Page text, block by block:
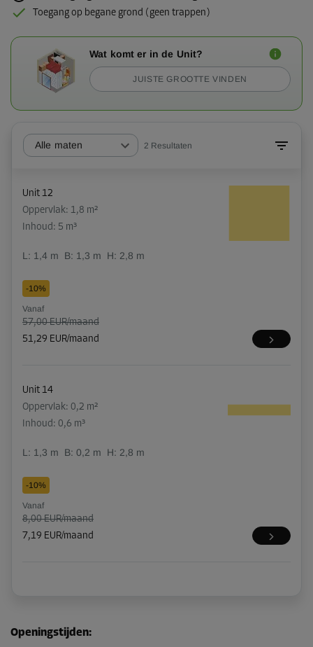
Toegang op begane grond (geen trappen)
Wat komt er in de Unit?
JUISTE GROOTTE VINDEN
Alle maten 2 Resultaten
Unit 12
Oppervlak: 1,8 m²
Inhoud: 5 m³
L: 1,4 m B: 1,3 m H: 2,8 m
-10%
Vanaf
57,00 EUR/maand
51,29 EUR/maand
Unit 14
Oppervlak: 0,2 m²
Inhoud: 0,6 m³
L: 1,3 m B: 0,2 m H: 2,8 m
-10%
Vanaf
8,00 EUR/maand
7,19 EUR/maand
Openingstijden: